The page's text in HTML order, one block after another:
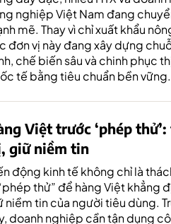
nghiệp Việt Nam đang
mẽ. Thay vì chỉ xuất khẩu
đơn vị này đang xây dựng
chế biến sâu và chinh phục
tế bằng tiêu chuẩn bền vững.
Việt trước ‘phép
giữ niềm tin
động kinh tế không chỉ là
thử” để hàng Việt khẳng
niềm tin của người tiêu dùng.
doanh nghiệp cần tận dụng